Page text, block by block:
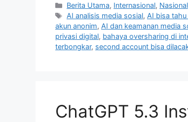
C
a
t
e
g
Berita Utama, Internasional, Nasional
T
a
g
s
AI analisis media sosial, AI bisa
akun anonim, AI dan keamanan media
privasi digital, bahaya oversharing di
terbongkar, second account bisa
ChatGPT 5.3